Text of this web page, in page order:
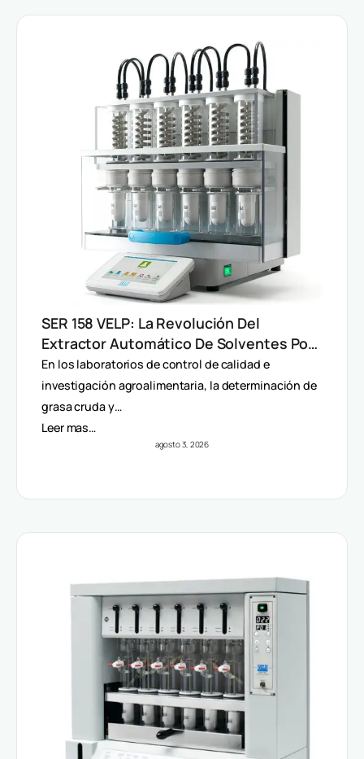
SER 158 VELP: La Revolución Del
Extractor Automático De Solventes Por
Método Randall
En los laboratorios de control de calidad e
investigación agroalimentaria, la determinación de
grasa cruda y…
Leer mas…
agosto 3, 2026